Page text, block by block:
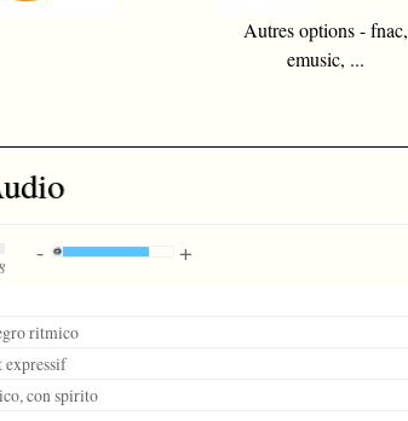
Autres options - fnac,
emusic, ...
ritmico
expressif
con spirito